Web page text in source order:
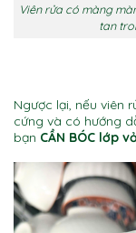
Viên rửa có màng
tan
Ngược lại, nếu viên
cứng và có hướng
bạn CẦN BÓC lớp